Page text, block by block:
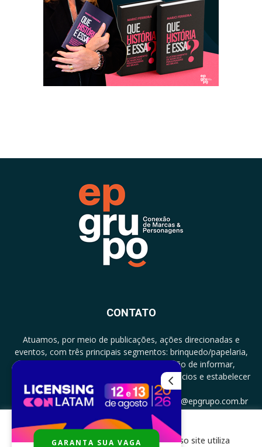
CONTATO
Atuamos, por meio de publicações, ações direcionadas e
eventos, com três principais segmentos: brinquedo/papelaria,
licenciamento e zero a três com a missão de informar,
documentar, proporcionar encontro de negócios e estabelecer
parcerias.
CONTATO: +5511994513097 - atendimento@epgrupo.com.br
Para melhor experiência e navegação, nosso site utiliza
GARANTA SUA VAGA